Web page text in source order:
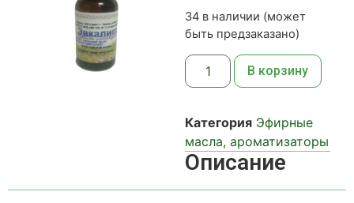
34 в наличии (может
быть предзаказано)
В корзину
Категория Эфирные
масла, ароматизаторы
Описание